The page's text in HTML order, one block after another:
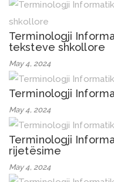
Terminologji
teksteve shkollore
May 4, 2024
Terminologji
May 4, 2024
Terminologji
rijetësime
May 4, 2024